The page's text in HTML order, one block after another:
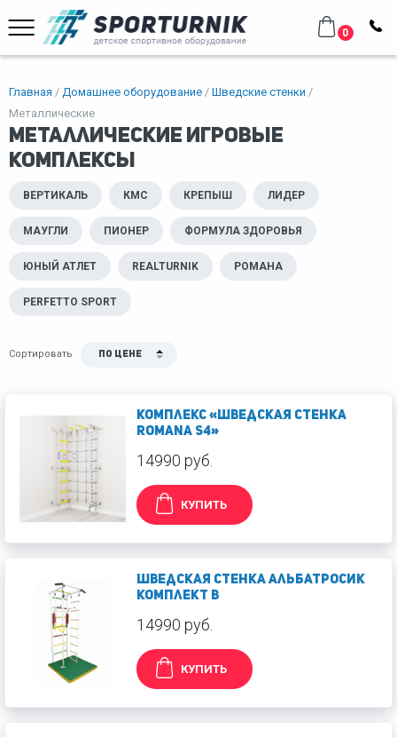
0
Главная Домашнее оборудование
Шведские стенки
Металлические
Металлические игровые
комплексы
ВЕРТИКАЛЬ КМС КРЕПЫШ ЛИДЕР
МАУГЛИ ПИОНЕР ФОРМУЛА ЗДОРОВЬЯ
ЮНЫЙ АТЛЕТ REALTURNIK РОМАНА
PERFETTO SPORT
Сортировать По цене
Комплекс «Шведская стенка
ROMANA S4»
14990 руб.
КУПИТЬ
Шведская стенка Альбатросик
комплект В
14990 руб.
КУПИТЬ